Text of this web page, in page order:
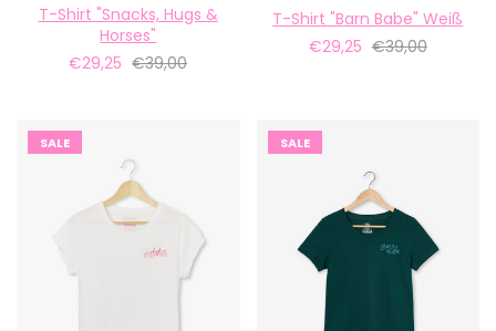
T-Shirt "Snacks, Hugs &
Horses"
€29,25 €39,00
T-Shirt "Barn Babe" Weiß
€29,25 €39,00
SALE SALE